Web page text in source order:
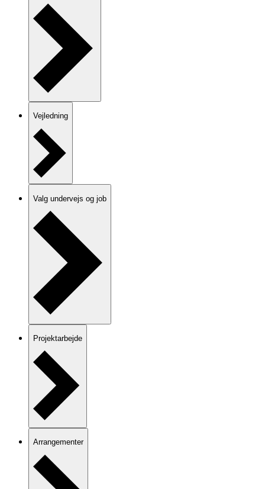
Vejledning
Valg undervejs og job
Projektarbejde
Arrangementer